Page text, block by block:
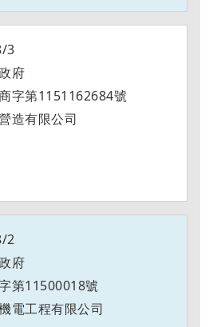
3
府
字第1151162684號
造有限公司
2
府
第11500018號
電工程有限公司